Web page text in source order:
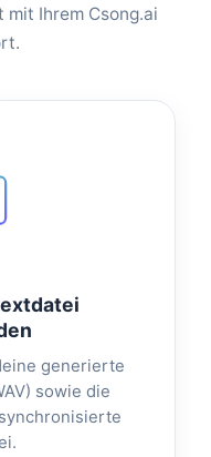
Ihrem Csong.ai
generierte
sowie die
synchronisierte